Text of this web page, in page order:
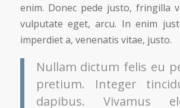
enim. Donec pede justo, fringilla
vulputate eget, arcu. In enim
imperdiet a, venenatis vitae, justo.
Nullam dictum felis eu
pretium. Integer
dapibus. Vivamus